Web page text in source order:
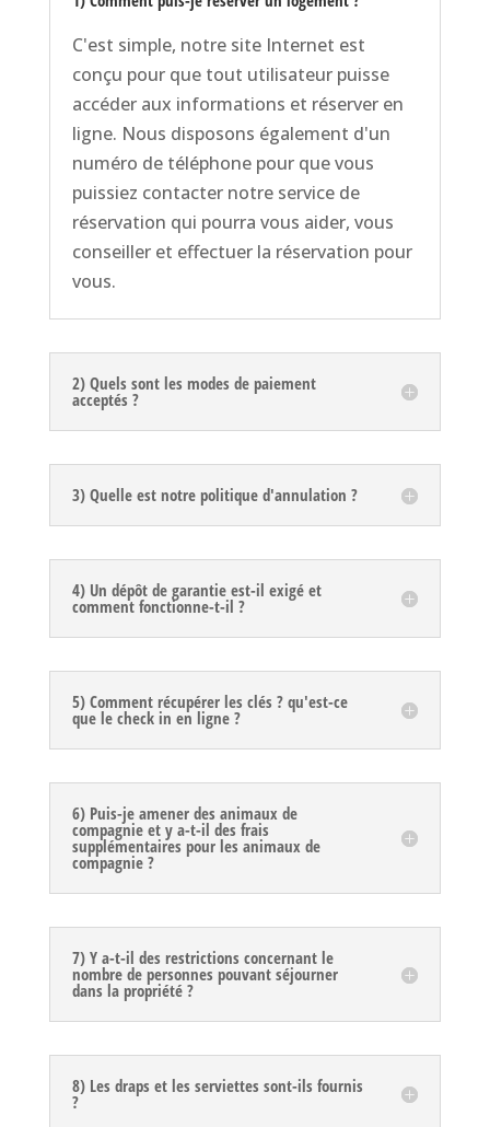
C'est simple, notre site Internet est
conçu pour que tout utilisateur puisse
accéder aux informations et réserver en
ligne. Nous disposons également d'un
numéro de téléphone pour que vous
puissiez contacter notre service de
réservation qui pourra vous aider, vous
conseiller et effectuer la réservation pour
vous.
2) Quels sont les modes de paiement
acceptés ?
3) Quelle est notre politique d'annulation ?
4) Un dépôt de garantie est-il exigé et
comment fonctionne-t-il ?
5) Comment récupérer les clés ? qu'est-ce
que le check in en ligne ?
6) Puis-je amener des animaux de
compagnie et y a-t-il des frais
supplémentaires pour les animaux de
compagnie ?
7) Y a-t-il des restrictions concernant le
nombre de personnes pouvant séjourner
dans la propriété ?
8) Les draps et les serviettes sont-ils fournis
?